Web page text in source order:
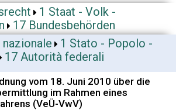
1 Staat - Volk -
17 Bundesbehörden
1 Stato - Popolo -
17 Autorità federali
vom 18. Juni 2010 über die
im Rahmen eines
(VeÜ-VwV)